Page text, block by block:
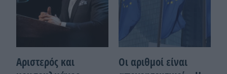
Αριστερός και
Οι αριθμοί είναι